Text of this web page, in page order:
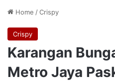
Home /Crispy
Crispy
Karangan
Metro Jaya